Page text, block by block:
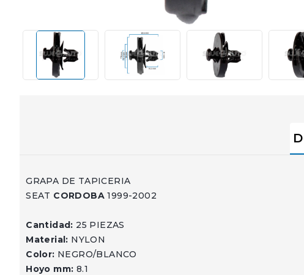
GRAPA DE TAPICERIA
SEAT CORDOBA 1999-2002
Cantidad: 25 PIEZAS
Material: NYLON
Color: NEGRO/BLANCO
Hoyo mm: 8.1